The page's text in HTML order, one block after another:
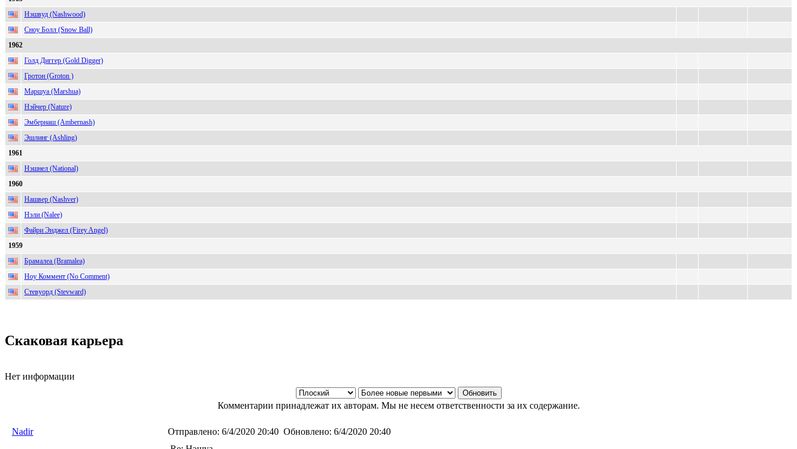
Нэшвуд (Nashwood)
Сноу Болл (Snow Ball)
1962
Голд Диггер (Gold Digger)
Гротон (Groton )
Маршуа (Marshua)
Нэйчер (Nature)
Эмбернаш (Ambernash)
Эшлинг (Ashling)
1961
Нэшнел (National)
1960
Нашвер (Nashver)
Нэли (Nalee)
Файри Энджел (Firey Angel)
1959
Брамалеа (Bramalea)
Ноу Коммент (No Comment)
Стевуорд (Stevward)
Скаковая карьера
Нет информации
Комментарии принадлежат их авторам. Мы не несем ответственности за их содержание.
Nadir Отправлено: 6/4/2020 20:40 Обновлено: 6/4/2020 20:40